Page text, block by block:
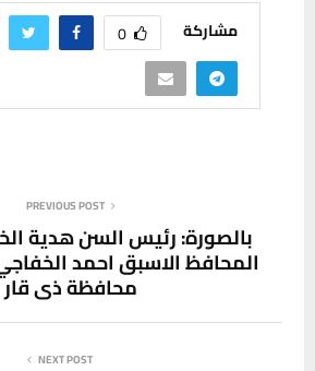
مشاركة 0
PREVIOUS POST
بالصورة: رئيس السن هدية
المحافظ الاسبق احمد
محافظة ذي قار
NEXT POST